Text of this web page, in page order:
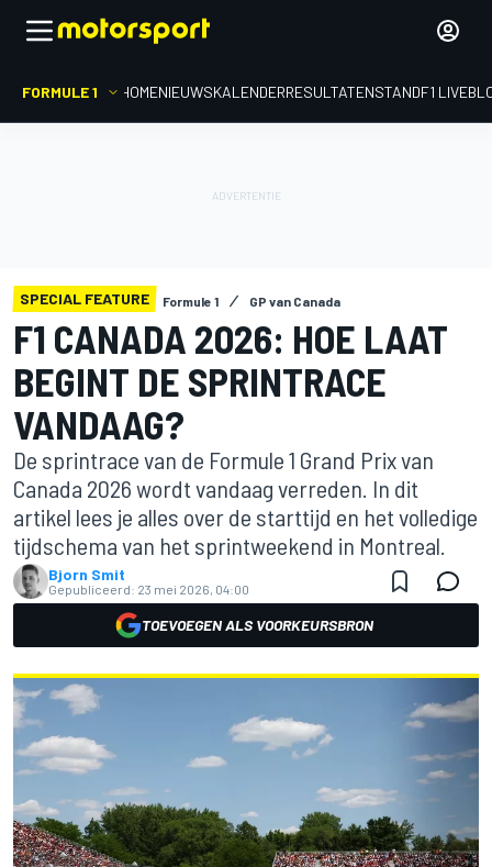
FORMULE 1 HOMENIEUWSKALENDERRESULTATENSTANDF1
SPECIAL FEATURE Formule 1 GP van Canada
F1 CANADA 2026: HOE LAAT
BEGINT DE SPRINTRACE
VANDAAG?
De sprintrace van de Formule 1 Grand Prix van
Canada 2026 wordt vandaag verreden. In dit
artikel lees je alles over de starttijd en het volledige
tijdschema van het sprintweekend in Montreal.
Bjorn Smit
Gepubliceerd: 23 mei 2026, 04:00
TOEVOEGEN ALS VOORKEURSBRON